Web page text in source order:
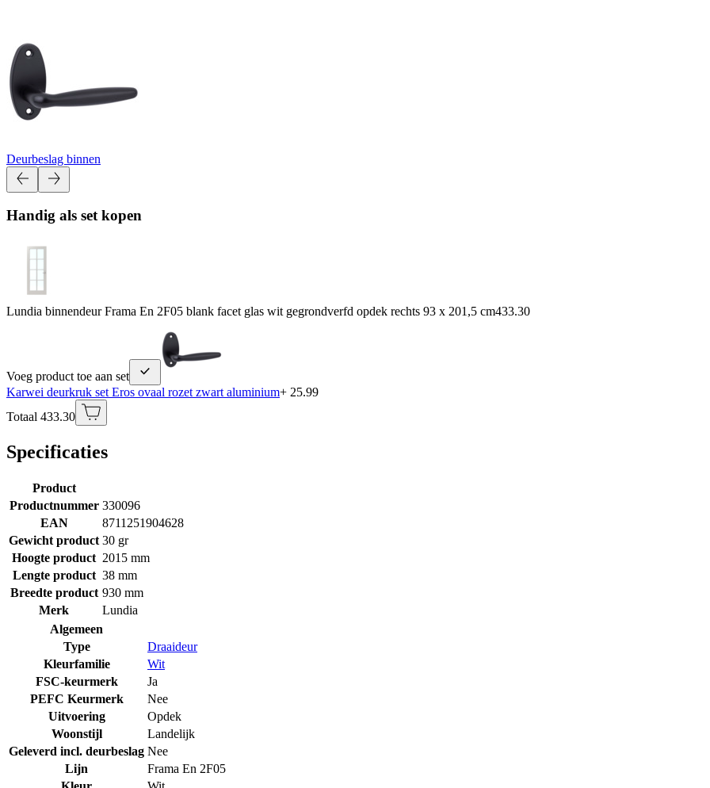
Deurbeslag binnen
Handig als set kopen
Lundia binnendeur Frama En 2F05 blank facet glas wit gegrondverfd opdek rechts 93 x 201,5 cm433.30
Voeg product toe aan set
Karwei deurkruk set Eros ovaal rozet zwart aluminium+ 25.99
Totaal 433.30
Specificaties
Product
Productnummer 330096
EAN
8711251904628
Gewicht product 30 gr
Hoogte product 2015 mm
Lengte product 38 mm
Breedte product 930 mm
Merk
Lundia
Algemeen
Type
Draaideur
Kleurfamilie
Wit
FSC-keurmerk
Ja
PEFC Keurmerk
Nee
Uitvoering
Opdek
Woonstijl
Landelijk
Geleverd incl. deurbeslag Nee
Lijn
Frama En 2F05